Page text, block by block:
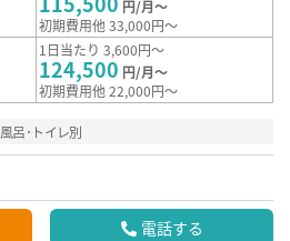
円/月～
初期費用他 33,000円～
1日当たり 3,600円～
124,500 円/月～
初期費用他 22,000円～
風呂･トイレ別
電話する